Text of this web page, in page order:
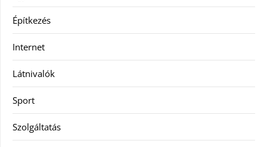
Építkezés
Internet
Látnivalók
Sport
Szolgáltatás